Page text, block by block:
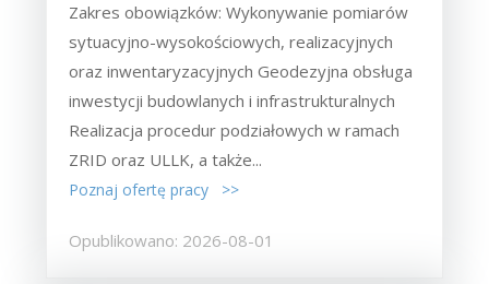
Zakres obowiązków: Wykonywanie pomiarów
sytuacyjno-wysokościowych, realizacyjnych
oraz inwentaryzacyjnych Geodezyjna obsługa
inwestycji budowlanych i infrastrukturalnych
Realizacja procedur podziałowych w ramach
ZRID oraz ULLK, a także...
Poznaj ofertę pracy >>
Opublikowano: 2026-08-01